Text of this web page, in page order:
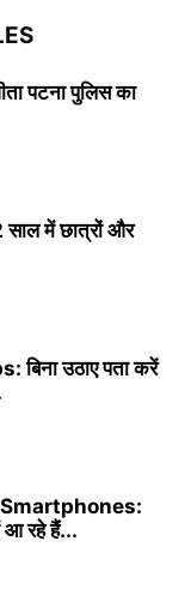
पटना पुलिस का
साल में छात्रों और
उठाए पता करें
आ रहे हैं...